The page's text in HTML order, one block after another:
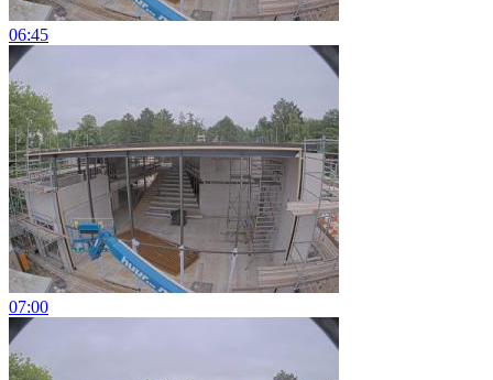
06:45
07:00